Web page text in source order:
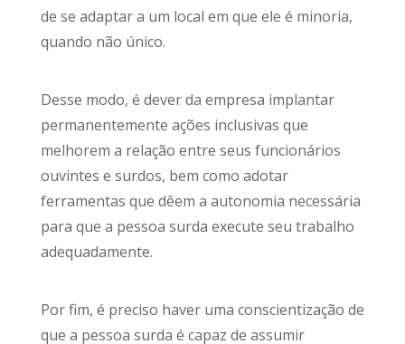
de se adaptar a um local em que ele é minoria,
quando não único.
Desse modo, é dever da empresa implantar
permanentemente ações inclusivas que
melhorem a relação entre seus funcionários
ouvintes e surdos, bem como adotar
ferramentas que dêem a autonomia necessária
para que a pessoa surda execute seu trabalho
adequadamente.
Por fim, é preciso haver uma conscientização de
que a pessoa surda é capaz de assumir